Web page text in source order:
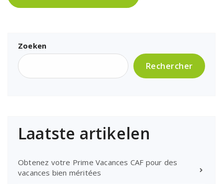
Zoeken
Rechercher
Laatste artikelen
Obtenez votre Prime Vacances CAF pour des
vacances bien méritées